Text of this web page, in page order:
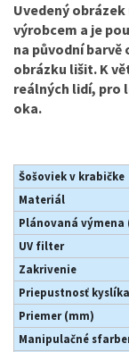
Uvedený
výrobcem a je
na původní barvě
obrázku lišit. K
reálných lidí, pro
oka.
Šošoviek v krabičke
Materiál
Plánovaná výmena
UV filter
Zakrivenie
Priepustnosť
Priemer (mm)
Manipulačné